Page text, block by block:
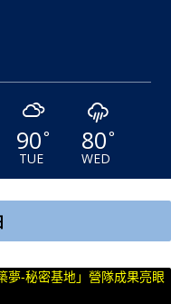
90°
TUE
80°
WED
夢-秘密基地」營隊成果亮眼